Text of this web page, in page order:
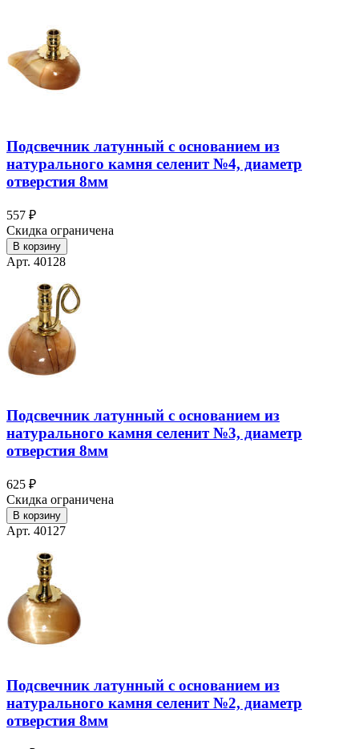
Подсвечник латунный с основанием из
натурального камня селенит №4, диаметр
отверстия 8мм
557 ₽
Скидка ограничена
В корзину
Арт. 40128
Подсвечник латунный с основанием из
натурального камня селенит №3, диаметр
отверстия 8мм
625 ₽
Скидка ограничена
В корзину
Арт. 40127
Подсвечник латунный с основанием из
натурального камня селенит №2, диаметр
отверстия 8мм